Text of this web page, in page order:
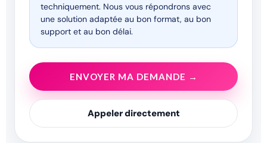
techniquement. Nous vous répondrons avec
une solution adaptée au bon format, au bon
support et au bon délai.
ENVOYER MA DEMANDE →
Appeler directement